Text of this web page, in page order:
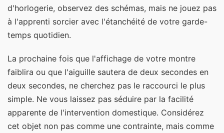
d'horlogerie, observez des schémas, mais ne jouez pas
à l'apprenti sorcier avec l'étanchéité de votre garde-
temps quotidien.
La prochaine fois que l'affichage de votre montre
faiblira ou que l'aiguille sautera de deux secondes en
deux secondes, ne cherchez pas le raccourci le plus
simple. Ne vous laissez pas séduire par la facilité
apparente de l'intervention domestique. Considérez
cet objet non pas comme une contrainte, mais comme